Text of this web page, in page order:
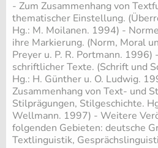
- Zum Zusammenhang von
thematischer Einstellung.
Hg.: M. Moilanen. 1994) -
ihre Markierung. (Norm, Moral
Preyer u. P. R. Portmann.
schriftlicher Texte. (Schrift und
Hg.: H. Günther u. O. Ludwig.
Zusammenhang von Text- und
Stilprägungen, Stilgeschichte.
Wellmann. 1997) - Weitere
folgenden Gebieten: deutsche
Textlinguistik,